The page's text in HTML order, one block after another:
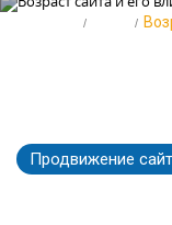
Продвижение